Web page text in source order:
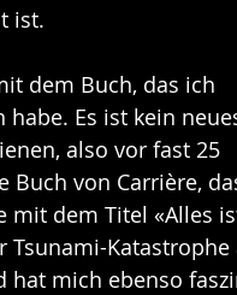
ist.
dem Buch, das ich
habe. Es ist kein
also vor fast 25
Buch von Carrière,
mit dem Titel «Alles
Tsunami-Katastrophe
hat mich ebenso